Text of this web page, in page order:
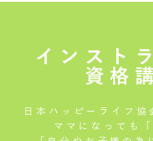
インスト
資格
日本ハッピーライフ協
ママになっても